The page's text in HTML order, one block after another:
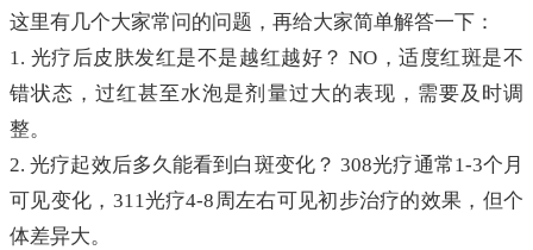
这里有几个大家常问的问题，再给大家简单解答一下：
1. 光疗后皮肤发红是不是越红越好？ NO，适度红斑是不
错状态，过红甚至水泡是剂量过大的表现，需要及时调
整。
2. 光疗起效后多久能看到白斑变化？ 308光疗通常1-3个月
可见变化，311光疗4-8周左右可见初步治疗的效果，但个
体差异大。